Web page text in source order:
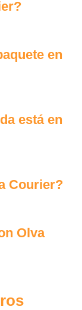
en
está en
Courier?
Olva